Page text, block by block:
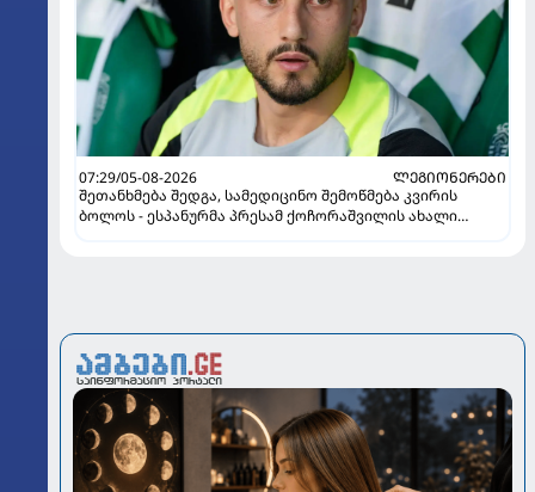
07:29/05-08-2026
ᲚᲔᲒᲘᲝᲜᲔᲠᲔᲑᲘ
შეთანხმება შედგა, სამედიცინო შემოწმება კვირის
ბოლოს - ესპანურმა პრესამ ქოჩორაშვილის ახალი